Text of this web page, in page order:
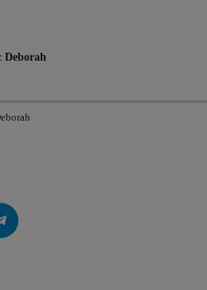
Deborah